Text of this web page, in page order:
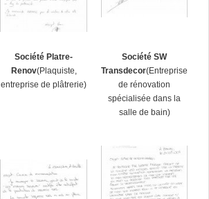
Société Platre-
Renov(Plaquiste,
entreprise de plâtrerie)
Société SW
Transdecor(Entreprise
de rénovation
spécialisée dans la
salle de bain)